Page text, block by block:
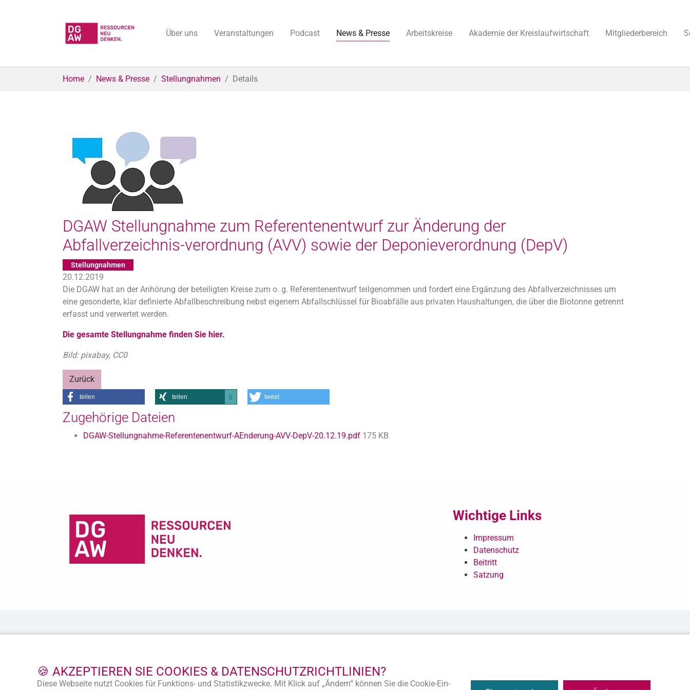
🍪 AKZEPTIEREN SIE COOKIES & DATENSCHUTZ­RICHTLINIEN?
Diese Webseite nutzt Cookies für Funktions- und Statistik­zwecke. Mit Klick auf „Ändern“ können Sie die Cookie-Ein­
Über uns Veranstaltungen Podcast News & Presse Arbeitskreise Akademie der Kreislaufwirtschaft Mitgliederbereich
Home News & Presse Stellungnahmen Details
DGAW Stellungnahme zum Referentenentwurf zur Änderung der
Abfallverzeichnis-verordnung (AVV) sowie der Deponieverordnung (DepV)
Stellungnahmen
20.12.2019
Die DGAW hat an der Anhörung der beteiligten Kreise zum o. g. Referentenentwurf teilgenommen und fordert eine Ergänzung des Abfallverzeichnisses um
eine gesonderte, klar definierte Abfallbeschreibung nebst eigenem Abfallschlüssel für Bioabfälle aus privaten Haushaltungen, die über die Biotonne getrennt
erfasst und verwertet werden.
Die gesamte Stellungnahme finden Sie hier.
Bild: pixabay, CC0
Zurück
teilen teilen 0 tweet
Zugehörige Dateien
DGAW-Stellungnahme-Referentenentwurf-AEnderung-AVV-DepV-20.12.19.pdf 175 KB
Wichtige Links
Impressum
Datenschutz
Beitritt
Satzung
© 2020 Alle Rechte vorbehalten.